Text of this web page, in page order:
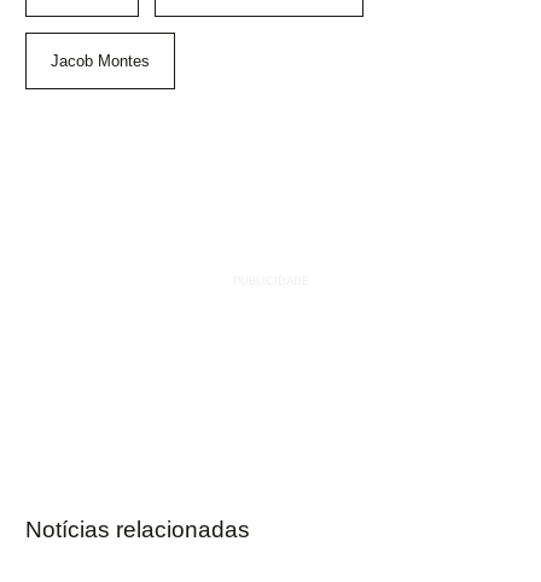
Jacob Montes
Notícias relacionadas